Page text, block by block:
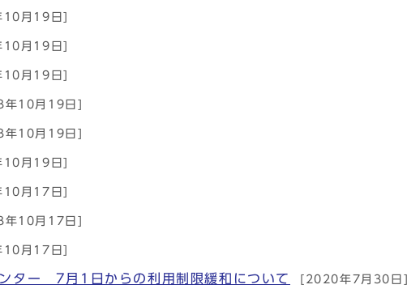
月19日]
月19日]
月19日]
年10月19日]
年10月19日]
月19日]
月17日]
年10月17日]
月17日]
ター 7月1日からの利用制限緩和について [2020年7月30日]